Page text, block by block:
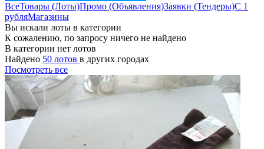
ВсеТовары (Лоты)Промо (Объявления)Заявки (Тендеры)С 1
рубляМагазины
Вы искали лоты в категории
К сожалению, по запросу ничего не найдено
В категории нет лотов
Найдено 50 лотов в других городах
Посмотреть все